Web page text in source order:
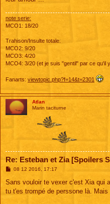
note serie:
MCO1: 18/20
Trahison/Insulte totale:
MCO2: 9/20
MCO3: 4/20
MCO4: 3/20 (et je suis "gentil" par ce qu'il
Fanarts: viewtopic.php?f=14&t=2301
Atlan
Marin taciturne
Re: Esteban et Zia [Spoilers
M
s
a
08 12 2016, 17:17
Sans vouloir te vexer c'est Xia qui
tu t'es trompé de perssone là.